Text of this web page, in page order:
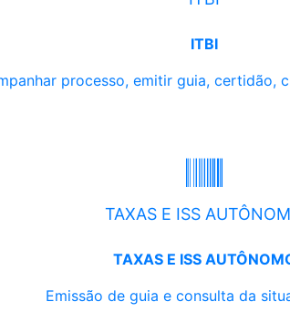
ITBI
processo, emitir guia, certidão,
TAXAS E ISS
TAXAS E ISS
Emissão de guia e consulta da